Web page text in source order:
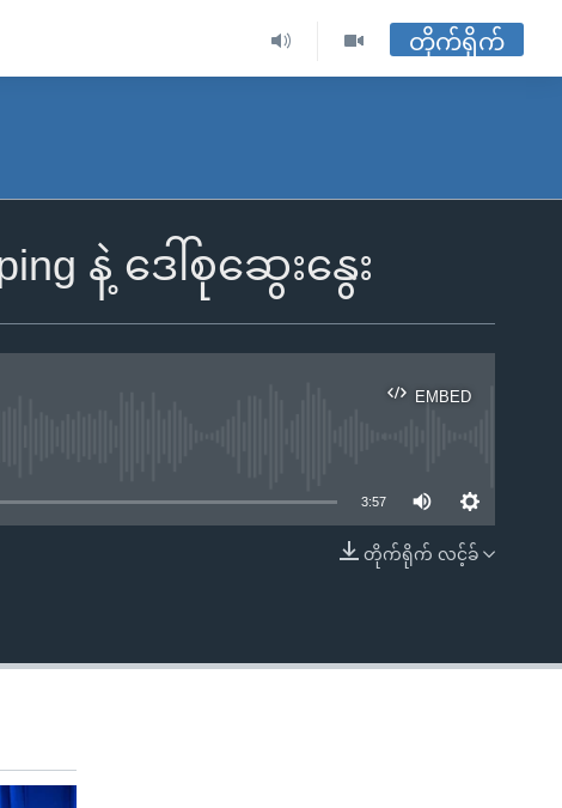
တိုက်ရိုက်
နဲ့ ဒေါ်စုဆွေးနွေး
EMBED
EMBED
3:57
တိုက်ရိုက် လင့်ခ်